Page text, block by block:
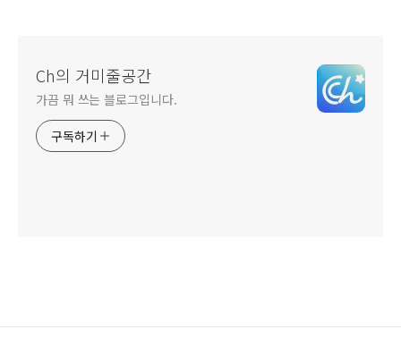
Ch의 거미줄공간
가끔 뭐 쓰는 블로그입니다.
구독하기